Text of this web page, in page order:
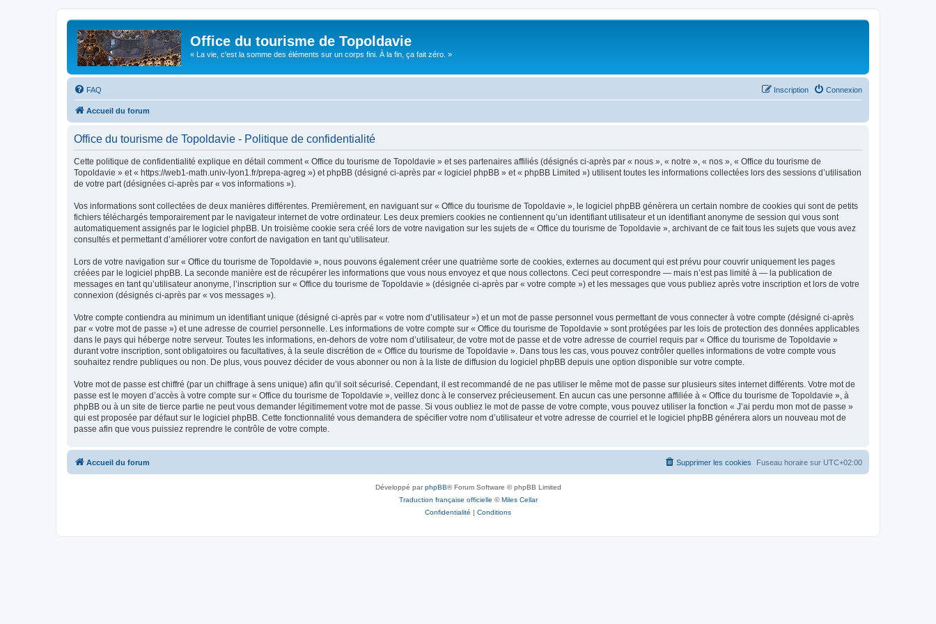
Office du tourisme de Topoldavie
« La vie, c'est la somme des éléments sur un corps fini. À la fin, ça fait zéro. »
FAQ Connexion
Inscription
Accueil du forum
Office du tourisme de Topoldavie - Politique de confidentialité
Cette politique de confidentialité explique en détail comment « Office du tourisme de Topoldavie » et ses partenaires affiliés (désignés ci-après par « nous », « notre », « nos », « Office du tourisme de
Topoldavie » et « https://web1-math.univ-lyon1.fr/prepa-agreg ») et phpBB (désigné ci-après par « logiciel phpBB » et « phpBB Limited ») utilisent toutes les informations collectées lors des sessions d’utilisation
de votre part (désignées ci-après par « vos informations »).
Vos informations sont collectées de deux manières différentes. Premièrement, en naviguant sur « Office du tourisme de Topoldavie », le logiciel phpBB génèrera un certain nombre de cookies qui sont de petits
fichiers téléchargés temporairement par le navigateur internet de votre ordinateur. Les deux premiers cookies ne contiennent qu’un identifiant utilisateur et un identifiant anonyme de session qui vous sont
automatiquement assignés par le logiciel phpBB. Un troisième cookie sera créé lors de votre navigation sur les sujets de « Office du tourisme de Topoldavie », archivant de ce fait tous les sujets que vous avez
consultés et permettant d’améliorer votre confort de navigation en tant qu’utilisateur.
Lors de votre navigation sur « Office du tourisme de Topoldavie », nous pouvons également créer une quatrième sorte de cookies, externes au document qui est prévu pour couvrir uniquement les pages
créées par le logiciel phpBB. La seconde manière est de récupérer les informations que vous nous envoyez et que nous collectons. Ceci peut correspondre — mais n’est pas limité à — la publication de
messages en tant qu’utilisateur anonyme, l’inscription sur « Office du tourisme de Topoldavie » (désignée ci-après par « votre compte ») et les messages que vous publiez après votre inscription et lors de votre
connexion (désignés ci-après par « vos messages »).
Votre compte contiendra au minimum un identifiant unique (désigné ci-après par « votre nom d’utilisateur ») et un mot de passe personnel vous permettant de vous connecter à votre compte (désigné ci-après
par « votre mot de passe ») et une adresse de courriel personnelle. Les informations de votre compte sur « Office du tourisme de Topoldavie » sont protégées par les lois de protection des données applicables
dans le pays qui héberge notre serveur. Toutes les informations, en-dehors de votre nom d’utilisateur, de votre mot de passe et de votre adresse de courriel requis par « Office du tourisme de Topoldavie »
durant votre inscription, sont obligatoires ou facultatives, à la seule discrétion de « Office du tourisme de Topoldavie ». Dans tous les cas, vous pouvez contrôler quelles informations de votre compte vous
souhaitez rendre publiques ou non. De plus, vous pouvez décider de vous abonner ou non à la liste de diffusion du logiciel phpBB depuis une option disponible sur votre compte.
Votre mot de passe est chiffré (par un chiffrage à sens unique) afin qu’il soit sécurisé. Cependant, il est recommandé de ne pas utiliser le même mot de passe sur plusieurs sites internet différents. Votre mot de
passe est le moyen d’accès à votre compte sur « Office du tourisme de Topoldavie », veillez donc à le conservez précieusement. En aucun cas une personne affiliée à « Office du tourisme de Topoldavie », à
phpBB ou à un site de tierce partie ne peut vous demander légitimement votre mot de passe. Si vous oubliez le mot de passe de votre compte, vous pouvez utiliser la fonction « J’ai perdu mon mot de passe »
qui est proposée par défaut sur le logiciel phpBB. Cette fonctionnalité vous demandera de spécifier votre nom d’utilisateur et votre adresse de courriel et le logiciel phpBB générera alors un nouveau mot de
passe afin que vous puissiez reprendre le contrôle de votre compte.
Accueil du forum Fuseau horaire sur UTC+02:00
Supprimer les cookies
Développé parphpBB® Forum Software © phpBB Limited
Traduction française officielle ©Miles Cellar
Confidentialité | Conditions